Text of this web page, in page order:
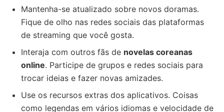
Mantenha-se atualizado sobre novos doramas.
Fique de olho nas redes sociais das plataformas
de streaming que você gosta.
Interaja com outros fãs de novelas coreanas
online. Participe de grupos e redes sociais para
trocar ideias e fazer novas amizades.
Use os recursos extras dos aplicativos. Coisas
como legendas em vários idiomas e velocidade de